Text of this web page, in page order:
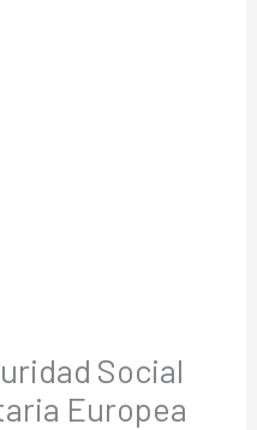
Social
Europea